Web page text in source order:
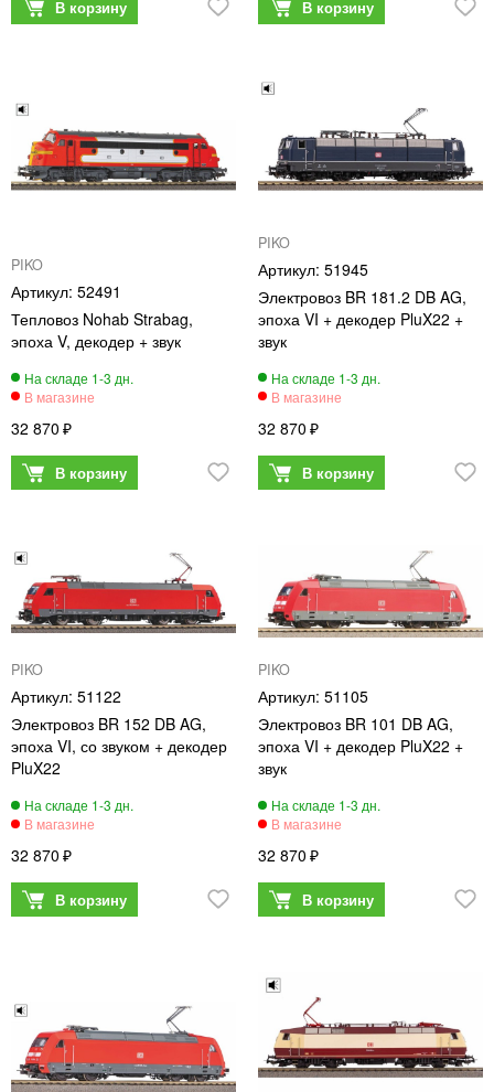
PIKO
52491
Тепловоз Nohab Strabag,
эпоха V, декодер + звук
32 870
PIKO
51945
Электровоз BR 181.2 DB AG,
эпоха VI + декодер PluX22 +
звук
32 870
PIKO
51122
Электровоз BR 152 DB AG,
эпоха VI, со звуком + декодер
PluX22
32 870
PIKO
51105
Электровоз BR 101 DB AG,
эпоха VI + декодер PluX22 +
звук
32 870